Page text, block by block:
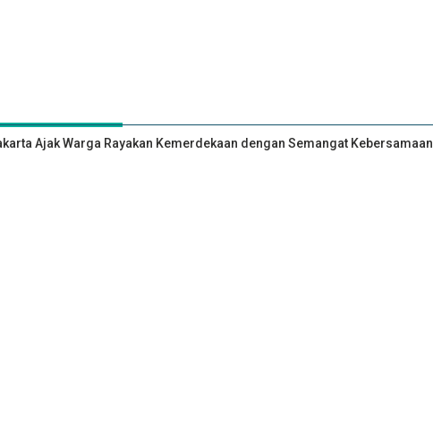
Ajak Warga Rayakan Kemerdekaan dengan Semangat Kebersamaan